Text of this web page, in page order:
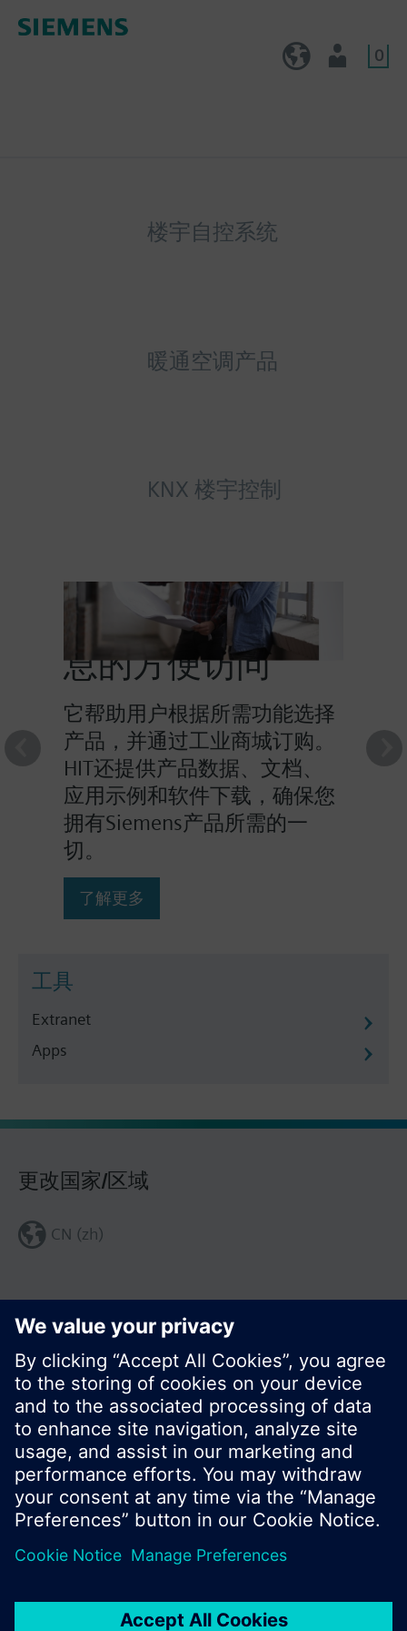
0
楼宇自控系统
暖通空调产品
KNX 楼宇控制
HIT提供对产品信
息的方便访问
它帮助用户根据所需功能选择
产品，并通过工业商城订购。
HIT还提供产品数据、文档、
应用示例和软件下载，确保您
拥有Siemens产品所需的一
切。
了解更多
工具
Extranet
Apps
更改国家/区域
CN (zh)